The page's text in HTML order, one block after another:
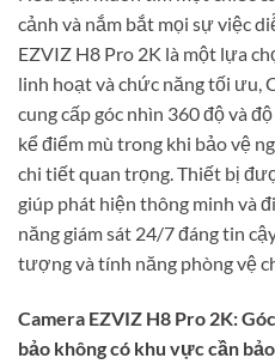
cảnh và nắm bắt mọi sự việc
EZVIZ H8 Pro 2K là một lựa
linh hoạt và chức năng tối ưu,
cung cấp góc nhìn 360 độ và
kể điểm mù trong khi bảo vệ
chi tiết quan trọng. Thiết bị
giúp phát hiện thông minh và
năng giám sát 24/7 đáng tin
tượng và tính năng phòng vệ
Camera EZVIZ H8 Pro 2K:
bảo không có khu vực cần